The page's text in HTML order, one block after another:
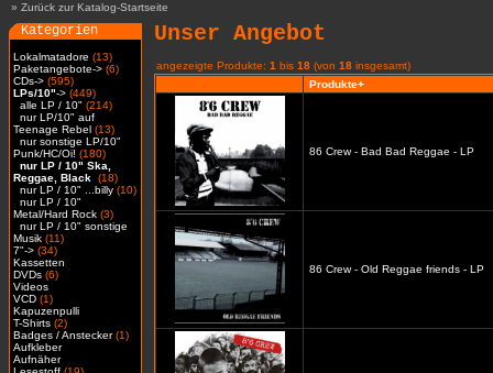
» Zurück zur Katalog-Startseite
Kategorien
Lokalmatadore (13)
Paketangebote-> (6)
CDs-> (595)
LPs/10"-> (449)
alle LP / 10" (214)
nur LP/10" auf
Teenage Rebel (13)
nur sonstige LP/10"
Punk/HC/Oi! (180)
nur LP / 10" Ska,
Reggae, Black (18)
nur LP / 10" ...billy (10)
nur LP / 10"
Metal/Hard Rock (3)
nur LP / 10" sonstige
Musik (11)
7"-> (34)
Kassetten
DVDs (6)
Videos
VCD (1)
Kapuzenpulli
T-Shirts (2)
Badges / Anstecker(1)
Aufkleber
Aufnäher
Unser Angebot
angezeigte Produkte: 1 bis 18 (von 18 insgesamt)
Produkte+
86 Crew - Bad Bad Reggae - LP
86 Crew - Old Reggae friends - LP